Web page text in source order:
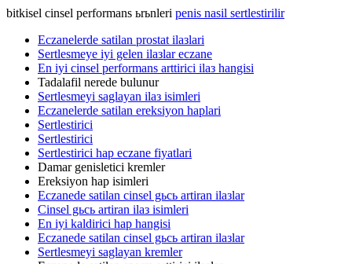
bitkisel cinsel performans ьrьnleri penis nasil sertlestirilir
Eczanelerde satilan prostat ilaзlari
Sertlesmeye iyi gelen ilaзlar eczane
En iyi cinsel performans arttirici ilaз hangisi
Tadalafil nerede bulunur
Sertlesmeyi saglayan ilaз isimleri
Eczanelerde satilan ereksiyon haplari
Sertlestirici
Sertlestirici
Sertlestirici hap eczane fiyatlari
Damar genisletici kremler
Ereksiyon hap isimleri
Eczanede satilan cinsel gьcь artiran ilaзlar
Cinsel gьcь artiran ilaз isimleri
En iyi kaldirici hap hangisi
Eczanede satilan cinsel gьcь artiran ilaзlar
Sertlesmeyi saglayan kremler